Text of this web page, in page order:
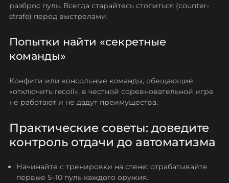
разброс пуль. Всегда старайтесь стопиться (counter-
strafe) перед выстрелами.
Попытки найти «секретные
команды»
Конфиги или консольные команды, обещающие
«отключить recoil», в честной соревновательной игре
не работают и не дадут преимущества.
Практические советы: доведите
контроль отдачи до автоматизма
Начинайте с тренировки на стене: отрабатывайте
первые 5–10 пуль каждого оружия.